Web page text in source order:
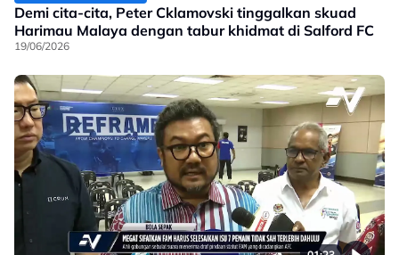
Demi cita-cita, Peter Cklamovski tinggalkan skuad
Harimau Malaya dengan tabur khidmat di Salford FC
19/06/2026